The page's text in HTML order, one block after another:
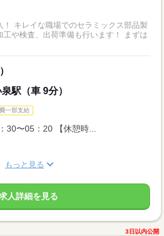
！ キレイな職場でのセラミックス部品製
や検査、出荷準備も行います！ まずは
駅（車 9分）
一部支給
30〜05：20 【休憩時...
もっと見る
人詳細を見る
3日以内公開